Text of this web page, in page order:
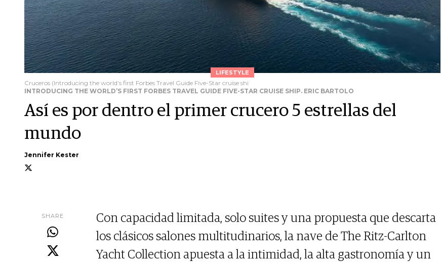
LIFESTYLE
Cruceros (Introducing the world’s first Forbes Travel Guide Five-Star cruise shi
INTRODUCING THE WORLD’S FIRST FORBES TRAVEL GUIDE FIVE-STAR CRUISE SHIP. ERIC BARTOLO
Así es por dentro el primer crucero 5 estrellas del
mundo
Jennifer Kester
SHARE
Con capacidad limitada, solo suites y una propuesta que descarta
los clásicos salones multitudinarios, la nave de The Ritz-Carlton
Yacht Collection apuesta a la intimidad, la alta gastronomía y un